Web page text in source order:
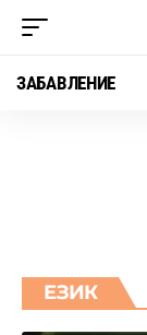
ЗАБАВЛЕНИЕ
ЕЗИК